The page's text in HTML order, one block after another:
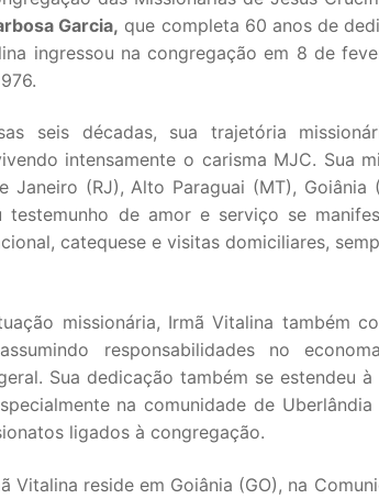
Garcia, que completa 60 anos de
ingressou na congregação em 8 de
seis décadas, sua trajetória
intensamente o carisma MJC. Sua
Janeiro (RJ), Alto Paraguai (MT),
testemunho de amor e serviço se
catequese e visitas domiciliares,
missionária, Irmã Vitalina também
assumindo responsabilidades no
Sua dedicação também se estendeu
na comunidade de
ligados à congregação.
Vitalina reside em Goiânia (GO), na